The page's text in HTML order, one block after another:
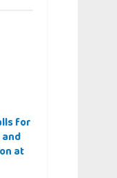
for
at